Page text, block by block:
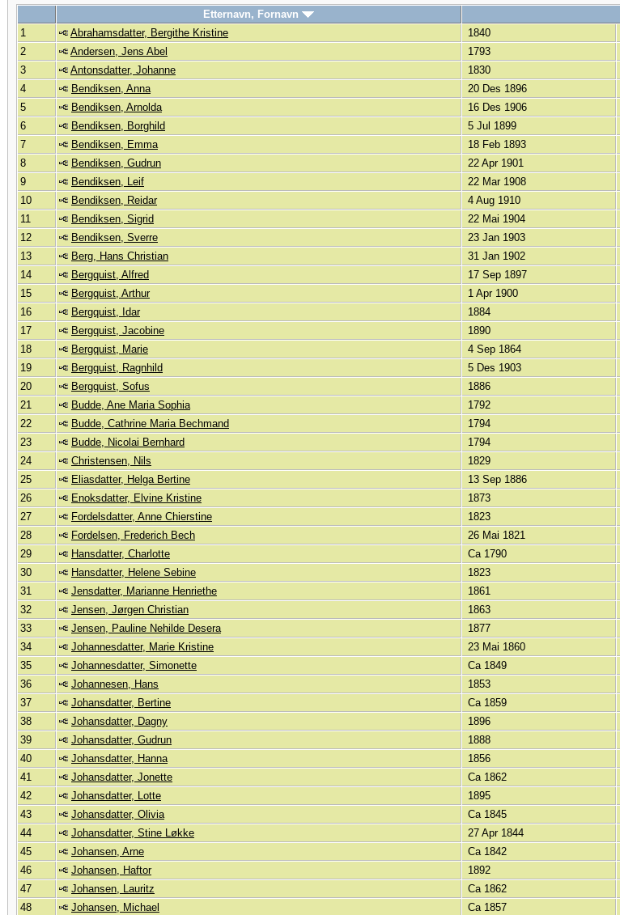
Etternavn, Fornavn
1
Abrahamsdatter, Bergithe Kristine 1840
2
Andersen, Jens Abel 1793
3
Antonsdatter, Johanne 1830
4
Bendiksen, Anna 20 Des 1896
5
Bendiksen, Arnolda 16 Des 1906
6
Bendiksen, Borghild 5 Jul 1899
7
Bendiksen, Emma 18 Feb 1893
8
Bendiksen, Gudrun 22 Apr 1901
9
Bendiksen, Leif 22 Mar 1908
10
Bendiksen, Reidar 4 Aug 1910
11
Bendiksen, Sigrid 22 Mai 1904
12
Bendiksen, Sverre 23 Jan 1903
13
Berg, Hans Christian 31 Jan 1902
14
Bergquist, Alfred 17 Sep 1897
15
Bergquist, Arthur 1 Apr 1900
16
Bergquist, Idar 1884
17
Bergquist, Jacobine 1890
18
Bergquist, Marie 4 Sep 1864
19
Bergquist, Ragnhild 5 Des 1903
20
Bergquist, Sofus 1886
21
Budde, Ane Maria Sophia 1792
22
Budde, Cathrine Maria Bechmand 1794
23
Budde, Nicolai Bernhard 1794
24
Christensen, Nils 1829
25
Eliasdatter, Helga Bertine 13 Sep 1886
26
Enoksdatter, Elvine Kristine 1873
27
Fordelsdatter, Anne Chierstine 1823
28
Fordelsen, Frederich Bech 26 Mai 1821
29
Hansdatter, Charlotte Ca 1790
30
Hansdatter, Helene Sebine 1823
31
Jensdatter, Marianne Henriethe 1861
32
Jensen, Jørgen Christian 1863
33
Jensen, Pauline Nehilde Desera 1877
34
Johannesdatter, Marie Kristine 23 Mai 1860
35
Johannesdatter, Simonette Ca 1849
36
Johannesen, Hans 1853
37
Johansdatter, Bertine Ca 1859
38
Johansdatter, Dagny 1896
39
Johansdatter, Gudrun 1888
40
Johansdatter, Hanna 1856
41
Johansdatter, Jonette Ca 1862
42
Johansdatter, Lotte 1895
43
Johansdatter, Olivia Ca 1845
44
Johansdatter, Stine Løkke 27 Apr 1844
45
Johansen, Arne Ca 1842
46
Johansen, Haftor 1892
47
Johansen, Lauritz Ca 1862
48
Johansen, Michael Ca 1857